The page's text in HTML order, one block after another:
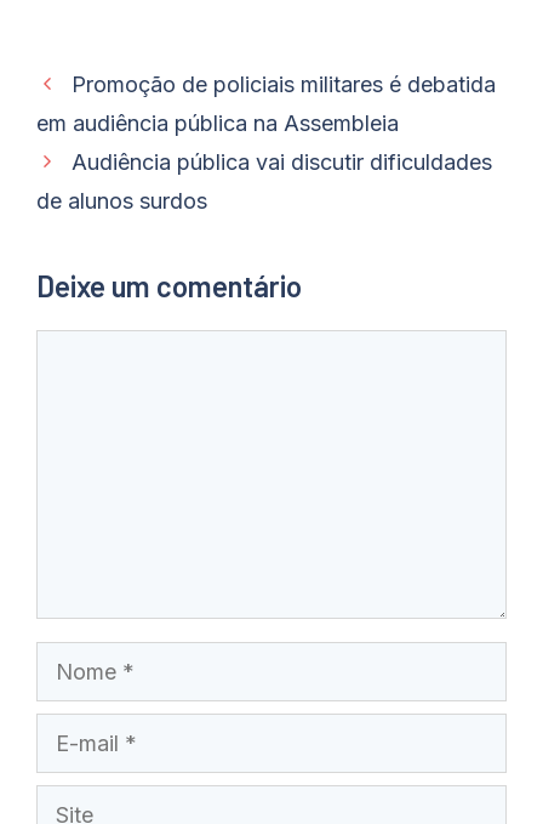
Promoção de policiais militares é debatida
em audiência pública na Assembleia
Audiência pública vai discutir dificuldades
de alunos surdos
Deixe um comentário
Nome
mail
Site